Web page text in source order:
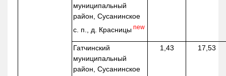
муниципальный
район, Сусанинское
с. п., д. Красницы new
Гатчинский
муниципальный
район, Сусанинское
1,43 17,53